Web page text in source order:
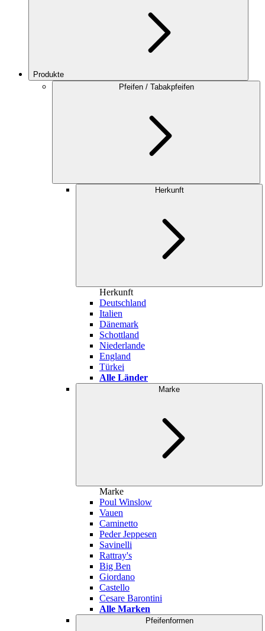
Produkte
Pfeifen / Tabakpfeifen
Herkunft
Herkunft
Deutschland
Italien
Dänemark
Schottland
Niederlande
England
Türkei
Alle Länder
Marke
Marke
Poul Winslow
Vauen
Caminetto
Peder Jeppesen
Savinelli
Rattray's
Big Ben
Giordano
Castello
Cesare Barontini
Alle Marken
Pfeifenformen